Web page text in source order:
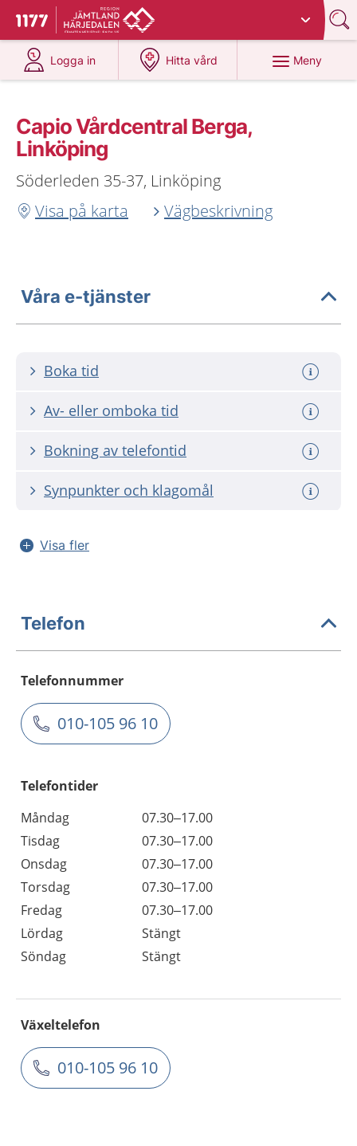
Till startsidan för 1177
Du har valt region
Logga in
på 1177.se
Hitta vård
på 1177.se
Meny
Capio Vårdcentral Berga,
Linköping
Söderleden 35-37, Linköping
Visa på karta
Vägbeskrivning
Våra e-tjänster
Boka tid
Av- eller omboka tid
Bokning av telefontid
Synpunkter och klagomål
Visa fler
Telefon
Telefonnummer
010-105 96 10
Telefontider
Måndag
07.30–17.00
Tisdag
07.30–17.00
Onsdag
07.30–17.00
Torsdag
07.30–17.00
Fredag
07.30–17.00
Lördag
Stängt
Söndag
Stängt
Växeltelefon
010-105 96 10